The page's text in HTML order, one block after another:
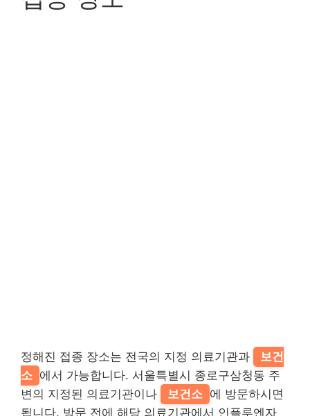
정해진 접종 장소는 전국의 지정 의료기관과
보건
소 에서 가능합니다. 서울특별시 종로구삼청동 주
변의 지정된 의료기관이나
보건소 에 방문하시면
됩니다. 방문 전에 해당 의료기관에서 인플루엔자